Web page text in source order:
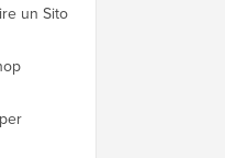
un Sito